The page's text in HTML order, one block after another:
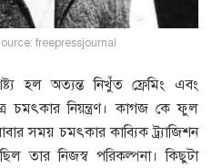
freepressjournal
হল অত্যন্ত নিখুঁত ফ্রেমিং এবং
চমৎকার নিয়ন্ত্রণ। কাগজ কে ফুল
সময় চমৎকার কাব্যিক ট্র্যাজিশন
তার নিজস্ব পরিকল্পনা। কিছুটা